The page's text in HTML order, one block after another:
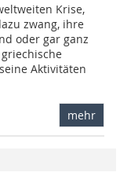
Krise,
zwang, ihre
oder gar ganz
Aktivitäten
mehr